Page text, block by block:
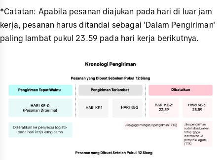
*Catatan: Apabila pesanan diajukan pada hari di luar jam
kerja, pesanan harus ditandai sebagai 'Dalam Pengiriman'
paling lambat pukul 23.59 pada hari kerja berikutnya.